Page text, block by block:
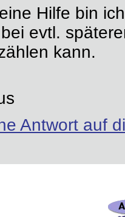
Hilfe bin
evtl.
kann.
Antwort auf